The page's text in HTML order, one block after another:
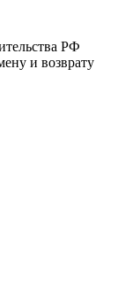
РФ
и возврату